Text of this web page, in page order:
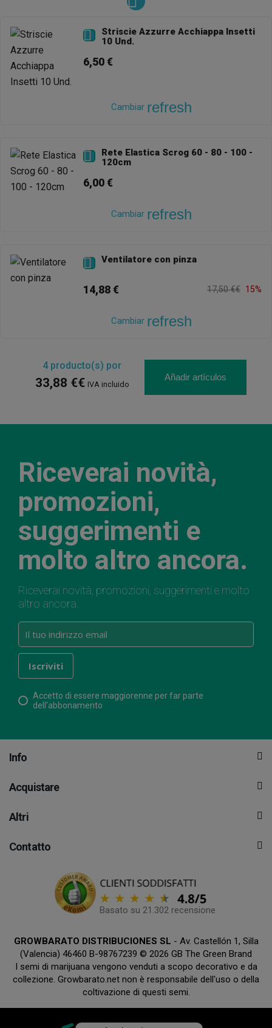

Striscie Azzurre Acchiappa Insetti
10 Und.
6,50 €
Cambiar refresh

Rete Elastica Scrog 60 - 80 - 100 -
120cm
6,00 €
Cambiar refresh
 Ventilatore con pinza
14,88 € 17,50 €€ 15%
Cambiar refresh
4producto(s) por
33,88 €€ IVA incluido
Añadir artículos
Riceverai novità,
promozioni,
suggerimenti e
molto altro ancora.
Riceverai novità, promozioni, suggerimenti e molto
altro ancora.
Accetto di essere maggiorenne per far parte
dell'abbonamento
Info
Acquistare
Altri
Contatto
Basato su 21.302 recensione
GROWBARATO DISTRIBUCIONES SL - Av. Castellón 1, Silla
(Valencia) 46460 B-98767239 © 2026 GB The Green Brand
I semi di marijuana vengono venduti a scopo decorativo e da
collezione. Growbarato.net non è responsabile dell'uso o della
coltivazione di questi semi.